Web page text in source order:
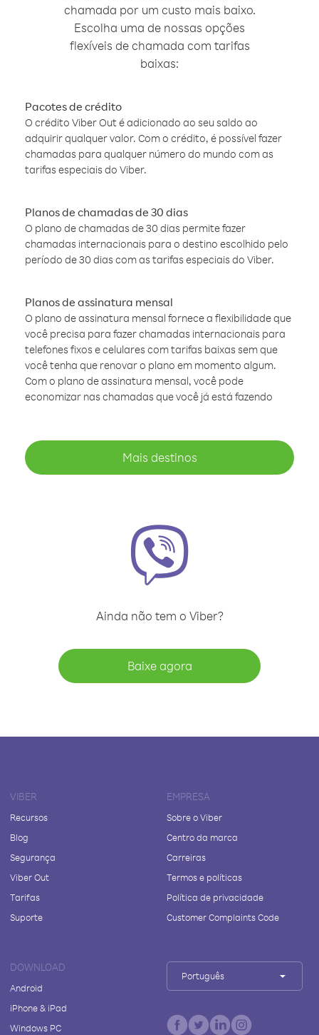
chamada por um custo mais baixo.
Escolha uma de nossas opções
flexíveis de chamada com tarifas
baixas:
Pacotes de crédito
O crédito Viber Out é adicionado ao seu saldo ao
adquirir qualquer valor. Com o crédito, é possível fazer
chamadas para qualquer número do mundo com as
tarifas especiais do Viber.
Planos de chamadas de 30 dias
O plano de chamadas de 30 dias permite fazer
chamadas internacionais para o destino escolhido pelo
período de 30 dias com as tarifas especiais do Viber.
Planos de assinatura mensal
O plano de assinatura mensal fornece a flexibilidade que
você precisa para fazer chamadas internacionais para
telefones fixos e celulares com tarifas baixas sem que
você tenha que renovar o plano em momento algum.
Com o plano de assinatura mensal, você pode
economizar nas chamadas que você já está fazendo
Mais destinos
Ainda não tem o Viber?
Baixe agora
VIBER
Recursos
Blog
Segurança
Viber Out
Tarifas
Suporte
EMPRESA
Sobre o Viber
Centro da marca
Carreiras
Termos e políticas
Política de privacidade
Customer Complaints Code
DOWNLOAD
Android
iPhone & iPad
Windows PC
Português